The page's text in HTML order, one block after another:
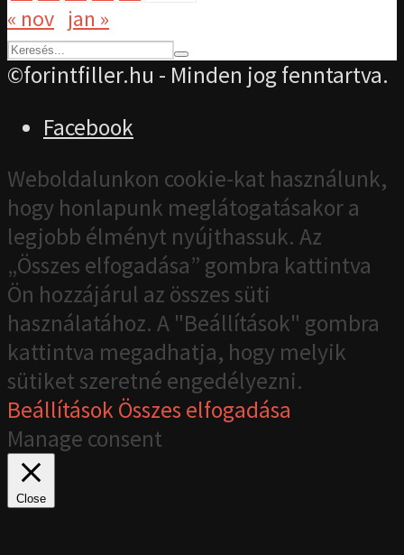
« nov jan »
©forintfiller.hu - Minden jog fenntartva.
Facebook
Weboldalunkon cookie-kat használunk,
hogy honlapunk meglátogatásakor a
legjobb élményt nyújthassuk. Az
„Összes elfogadása” gombra kattintva
Ön hozzájárul az összes süti
használatához. A "Beállítások" gombra
kattintva megadhatja, hogy melyik
sütiket szeretné engedélyezni.
BeállításokÖsszes elfogadása
Manage consent
Close